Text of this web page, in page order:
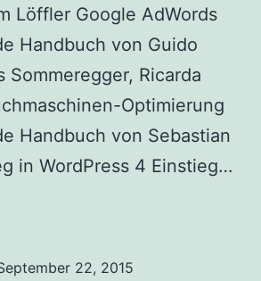
Löffler Google AdWords
Handbuch von Guido
Sommeregger, Ricarda
Optimierung
Handbuch von Sebastian
in WordPress 4 Einstieg…
22, 2015